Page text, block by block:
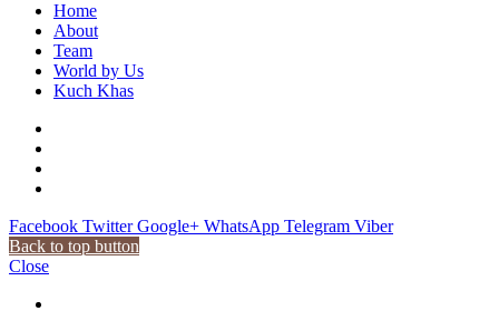
Home
About
Team
World by Us
Kuch Khas
Facebook Twitter Google+ WhatsApp Telegram Viber
Back to top button
Close